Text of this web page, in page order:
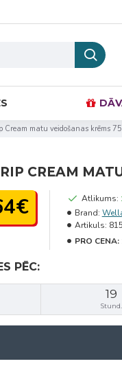
Cream matu veidošanas krēms
CREAM
PĒC:
19
Stund.
Atlikums:
Brand:
Artikuls:
PRO CENA: